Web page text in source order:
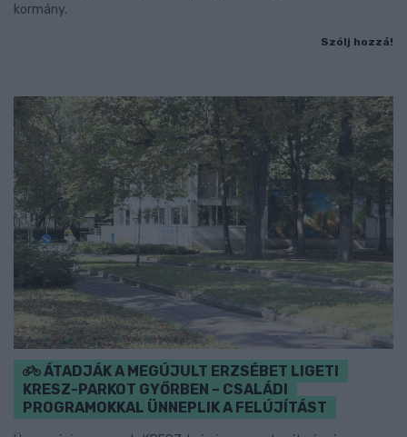
kormány.
Szólj hozzá!
ÁTADJÁK A MEGÚJULT ERZSÉBET LIGETI
KRESZ-PARKOT GYŐRBEN – CSALÁDI
PROGRAMOKKAL ÜNNEPLIK A FELÚJÍTÁST